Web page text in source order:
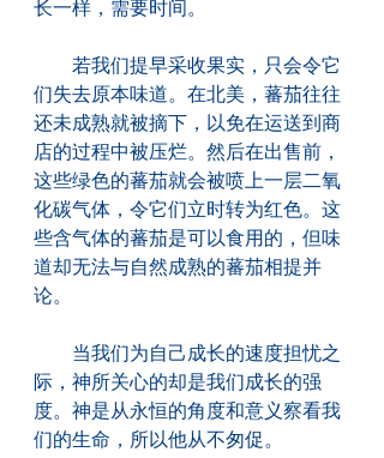
长一样，需要时间。
若我们提早采收果实，只会令它
们失去原本味道。在北美，蕃茄往往
还未成熟就被摘下，以免在运送到商
店的过程中被压烂。然后在出售前，
这些绿色的蕃茄就会被喷上一层二氧
化碳气体，令它们立时转为红色。这
些含气体的蕃茄是可以食用的，但味
道却无法与自然成熟的蕃茄相提并
论。
当我们为自己成长的速度担忧之
际，神所关心的却是我们成长的强
度。神是从永恒的角度和意义察看我
们的生命，所以他从不匆促。